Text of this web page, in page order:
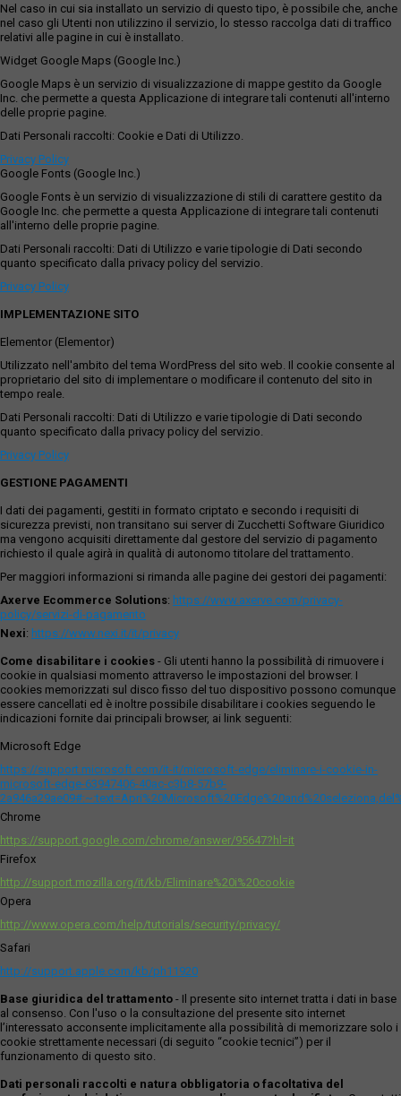
Nel caso in cui sia installato un servizio di questo tipo, è possibile che, anche
nel caso gli Utenti non utilizzino il servizio, lo stesso raccolga dati di traffico
relativi alle pagine in cui è installato.
Widget Google Maps (Google Inc.)
Google Maps è un servizio di visualizzazione di mappe gestito da Google
Inc. che permette a questa Applicazione di integrare tali contenuti all'interno
delle proprie pagine.
Dati Personali raccolti: Cookie e Dati di Utilizzo.
Privacy Policy
Google Fonts (Google Inc.)
Google Fonts è un servizio di visualizzazione di stili di carattere gestito da
Google Inc. che permette a questa Applicazione di integrare tali contenuti
all'interno delle proprie pagine.
Dati Personali raccolti: Dati di Utilizzo e varie tipologie di Dati secondo
quanto specificato dalla privacy policy del servizio.
Privacy Policy
IMPLEMENTAZIONE SITO
Elementor (Elementor)
Utilizzato nell'ambito del tema WordPress del sito web. Il cookie consente al
proprietario del sito di implementare o modificare il contenuto del sito in
tempo reale.
Dati Personali raccolti: Dati di Utilizzo e varie tipologie di Dati secondo
quanto specificato dalla privacy policy del servizio.
Privacy Policy
GESTIONE PAGAMENTI
I dati dei pagamenti, gestiti in formato criptato e secondo i requisiti di
sicurezza previsti, non transitano sui server di Zucchetti Software Giuridico
ma vengono acquisiti direttamente dal gestore del servizio di pagamento
richiesto il quale agirà in qualità di autonomo titolare del trattamento.
Per maggiori informazioni si rimanda alle pagine dei gestori dei pagamenti:
Axerve Ecommerce Solutions: https://www.axerve.com/privacy-
policy/servizi-di-pagamento
Nexi: https://www.nexi.it/it/privacy
Come disabilitare i cookies - Gli utenti hanno la possibilità di rimuovere i
cookie in qualsiasi momento attraverso le impostazioni del browser. I
cookies memorizzati sul disco fisso del tuo dispositivo possono comunque
essere cancellati ed è inoltre possibile disabilitare i cookies seguendo le
indicazioni fornite dai principali browser, ai link seguenti:
Microsoft Edge
https://support.microsoft.com/it-it/microsoft-edge/eliminare-i-cookie-in-
microsoft-edge-63947406-40ac-c3b8-57b9-
Chrome
https://support.google.com/chrome/answer/95647?hl=it
Firefox
http://support.mozilla.org/it/kb/Eliminare%20i%20cookie
Opera
http://www.opera.com/help/tutorials/security/privacy/
Safari
http://support.apple.com/kb/ph11920
Base giuridica del trattamento - Il presente sito internet tratta i dati in base
al consenso. Con l'uso o la consultazione del presente sito internet
l’interessato acconsente implicitamente alla possibilità di memorizzare solo i
cookie strettamente necessari (di seguito “cookie tecnici”) per il
funzionamento di questo sito.
Dati personali raccolti e natura obbligatoria o facoltativa del